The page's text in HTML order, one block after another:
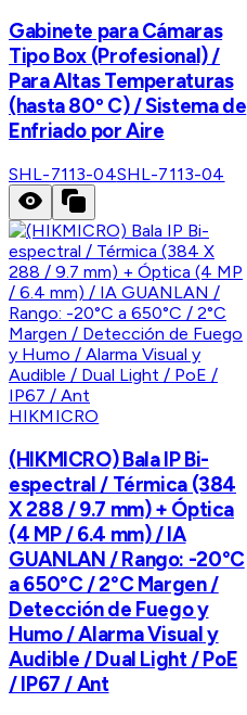
Gabinete para Cámaras
Tipo Box (Profesional) /
Para Altas Temperaturas
(hasta 80º C) / Sistema de
Enfriado por Aire
SHL-7113-04SHL-7113-04
HIKMICRO
(HIKMICRO) Bala IP Bi-
espectral / Térmica (384
X 288 / 9.7 mm) + Óptica
(4 MP / 6.4 mm) / IA
GUANLAN / Rango: -20°C
a 650°C / 2°C Margen /
Detección de Fuego y
Humo / Alarma Visual y
Audible / Dual Light / PoE
/ IP67 / Ant